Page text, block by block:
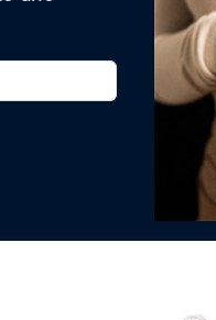
INTERESSARE